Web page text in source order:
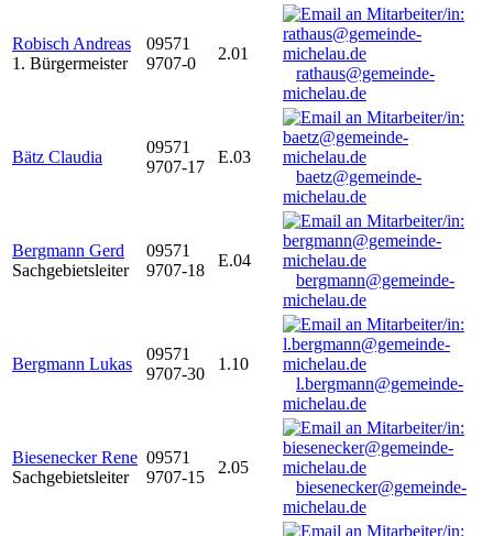
Robisch Andreas
1. Bürgermeister
09571
9707-0
2.01
rathaus@gemeinde-
michelau.de
Bätz Claudia
09571
9707-17
E.03
baetz@gemeinde-
michelau.de
Bergmann Gerd
Sachgebietsleiter
09571
9707-18
E.04
bergmann@gemeinde-
michelau.de
Bergmann Lukas
09571
9707-30
1.10
l.bergmann@gemeinde-
michelau.de
Biesenecker Rene
Sachgebietsleiter
09571
9707-15
2.05
biesenecker@gemeinde-
michelau.de